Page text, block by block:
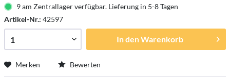
9 am Zentrallager verfügbar. Lieferung in 5-8 Tagen
Artikel-Nr.: 42597
In denWarenkorb
Merken Bewerten